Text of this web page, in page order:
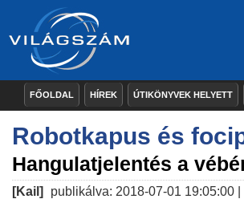
FŐOLDAL HÍREK ÚTIKÖNYVEK HELYETT
Robotkapus és
Hangulatjelentés a
[Kail] publikálva: 2018-07-01 19:05:00 |